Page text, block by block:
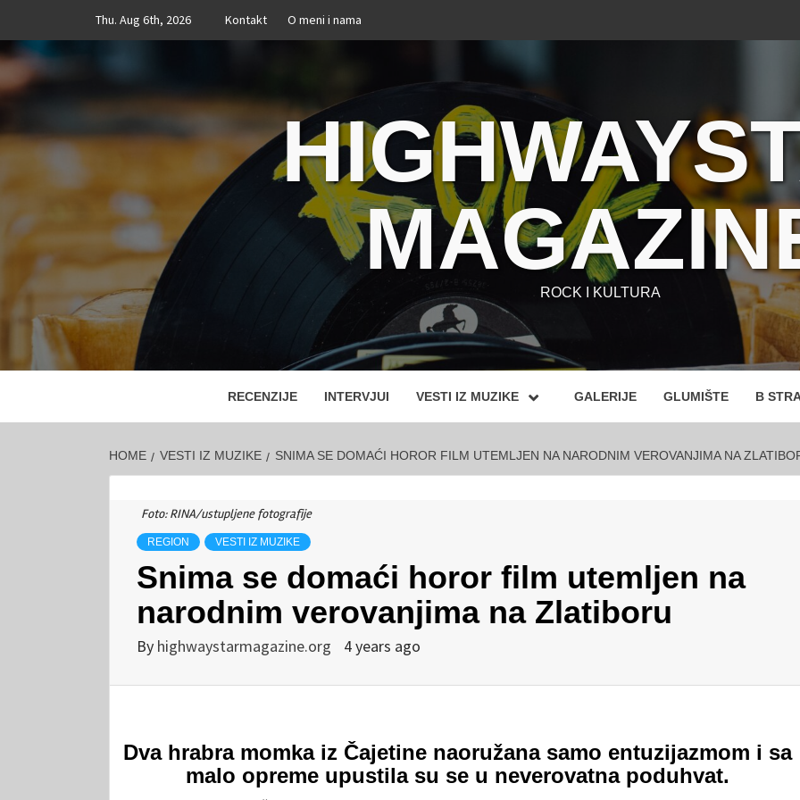
content
Thu. Aug 6th, 2026 Kontakt O meni i nama
ROCK I KULTURA
RECENZIJE INTERVJUI VESTI IZ MUZIKE GALERIJE GLUMIŠTE B
HOME VESTI IZ MUZIKE SNIMA SE DOMAĆI HOROR FILM UTEMLJEN NA NARODNIM VEROVANJIMA NA
Foto: RINA/ustupljene fotografije
REGION VESTI IZ MUZIKE
Snima se domaći horor film utemljen na
narodnim verovanjima na Zlatiboru
By highwaystarmagazine.org 4 years ago
Dva hrabra momka iz Čajetine naoružana samo entuzijazmom i sa
malo opreme upustila su se u neverovatna poduhvat.